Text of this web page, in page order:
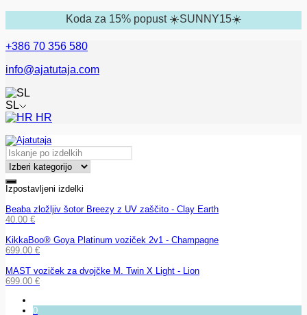
Koda za 15% popust ☀️SUNNY15☀️
+386 70 356 580
info@ajatutaja.com
SL
HR
Izpostavljeni izdelki
Beaba zložljiv šotor Breezy z UV zaščito - Clay Earth
40.00 €
KikkaBoo® Goya Platinum voziček 2v1 - Champagne
699.00 €
MAST voziček za dvojčke M. Twin X Light - Lion
699.00 €
0